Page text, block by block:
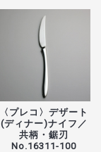
〈プレコ〉デザート
(ディナー)ナイフ／
共柄・鋸刃
No.16311-100